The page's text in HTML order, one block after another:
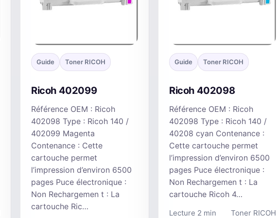
Guide Toner RICOH
Ricoh 402099
Référence OEM : Ricoh
402098 Type : Ricoh 140 /
402099 Magenta
Contenance : Cette
cartouche permet
l’impression d’environ 6500
pages Puce électronique :
Non Rechargemen t : La
cartouche Ric…
Guide Toner RICOH
Ricoh 402098
Référence OEM : Ricoh
402098 Type : Ricoh 140 /
40208 cyan Contenance :
Cette cartouche permet
l’impression d’environ 6500
pages Puce électronique :
Non Rechargemen t : La
cartouche Ricoh 4…
Lecture 2 min Toner RICOH